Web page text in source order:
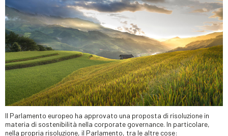
Il Parlamento europeo ha approvato una proposta di risoluzione in
materia di sostenibilità nella corporate governance. In particolare,
nella propria risoluzione, il Parlamento, tra le altre cose: